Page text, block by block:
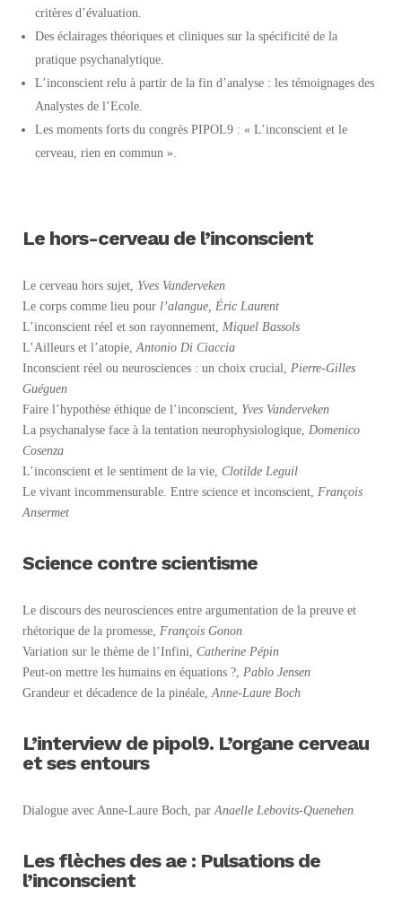
critères d’évaluation.
Des éclairages théoriques et cliniques sur la spécificité de la
pratique psychanalytique.
L’inconscient relu à partir de la fin d’analyse : les témoignages des
Analystes de l’Ecole.
Les moments forts du congrès PIPOL9 : « L’inconscient et le
cerveau, rien en commun ».
Le hors-cerveau de l’inconscient
Le cerveau hors sujet, Yves Vanderveken
Le corps comme lieu pour l’alangue, Éric Laurent
L’inconscient réel et son rayonnement, Miquel Bassols
L’Ailleurs et l’atopie, Antonio Di Ciaccia
Inconscient réel ou neurosciences : un choix crucial, Pierre-Gilles
Guéguen
Faire l’hypothèse éthique de l’inconscient, Yves Vanderveken
La psychanalyse face à la tentation neurophysiologique, Domenico
Cosenza
L’inconscient et le sentiment de la vie, Clotilde Leguil
Le vivant incommensurable. Entre science et inconscient, François
Ansermet
Science contre scientisme
Le discours des neurosciences entre argumentation de la preuve et
rhétorique de la promesse, François Gonon
Variation sur le thème de l’Infini, Catherine Pépin
Peut-on mettre les humains en équations ?, Pablo Jensen
Grandeur et décadence de la pinéale, Anne-Laure Boch
L’interview de pipol9. L’organe cerveau
et ses entours
Dialogue avec Anne-Laure Boch, par Anaelle Lebovits-Quenehen
Les flèches des ae : Pulsations de
l’inconscient